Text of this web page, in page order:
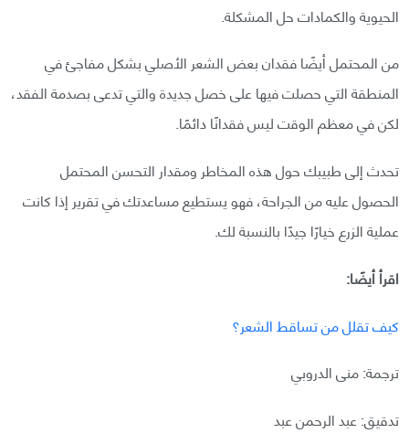
الحيوية والكمادات حل المشكلة.
من المحتمل أيضًا فقدان بعض الشعر الأصلي بشكل مفاجئ في
المنطقة التي حصلت فيها على خصل جديدة والتي تدعى بصدمة الفقد،
لكن في معظم الوقت ليس فقدانًا دائمًا.
تحدث إلى طبيبك حول هذه المخاطر ومقدار التحسن المحتمل
الحصول عليه من الجراحة، فهو يستطيع مساعدتك في تقرير إذا كانت
عملية الزرع خيارًا جيدًا بالنسبة لك.
اقرأ أيضًا:
كيف تقلل من تساقط الشعر؟
ترجمة: منى الدروبي
تدقيق: عبد الرحمن عبد